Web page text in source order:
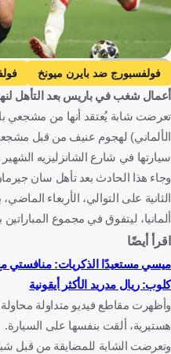
Getty Images
فولفسبورج ضد بايرن ميونخ
الدوري الألماني
بايرن ميونخ
باريس سان جيرمان
دوري
وست هام ضد آرسنال
وست
ألمانيا
فرنسا إنجلترا
أعمال شغب في باريس بعد التأهل
تعرضت شابة يُعتقد أنها من مشجعي
الألماني) لهجوم عنيف من قبل
سيارتها في شارع الشانزليزيه
وجاء هذا الحادث بعد تأهل سان
ألمانيا، ليتفوق في مجموع المباراتين
اقرأ أيضًا
ميسي مستعيدًا الذكريات: منافستي
كلوب: ريال مدريد الأكثر أيقونية
وأظهرت مقاطع فيديو متداولة
هستيرية، ألقت بنفسها على السيارة.
وتعرضت الشابة للمضايقة من قبل